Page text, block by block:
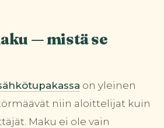
— mistä se
on yleinen
niin aloittelijat kuin
Maku ei ole vain